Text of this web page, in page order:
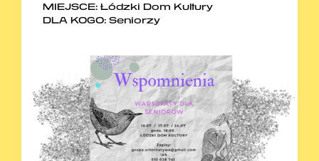
MIEJSCE: Łódzki Dom Kultury
DLA KOGO: Seniorzy